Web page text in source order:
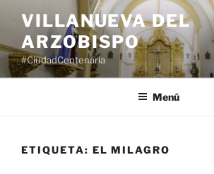
contenido
VILLANUEVA DEL
ARZOBISPO
#CiudadCentenaria
Menú
ETIQUETA: EL MILAGRO